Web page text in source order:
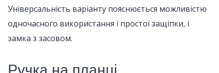
Універсальність варіанту пояснюється можливістю
одночасного використання і простої защіпки, і
замка з засовом.